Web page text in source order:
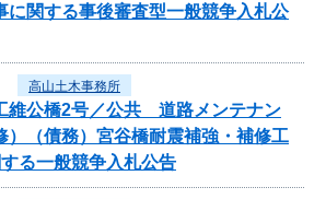
に関する事後審査型一般競争入札公
高山土木事務所
維公橋2号／公共 道路メンテナン
）（債務）宮谷橋耐震補強・補修工
る一般競争入札公告